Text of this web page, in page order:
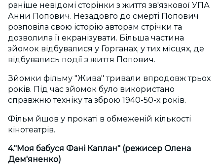
раніше невідомі сторінки з життя зв'язкової УПА
Анни Попович. Незадовго до смерті Попович
розповіла свою історію авторам стрічки та
дозволила її екранізувати. Більша частина
зйомок відбувалися у Горганах, у тих місцях, де
відбувались події з життя Попович.
Зйомки фільму "Жива" тривали впродовж трьох
років. Під час зйомок було використано
справжню техніку та зброю 1940-50-х років.
Фільм йшов у прокаті в обмеженій кількості
кінотеатрів.
4."Моя бабуся Фані Каплан" (режисер Олена
Дем'яненко)